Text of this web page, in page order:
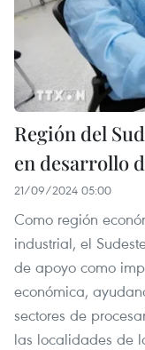
Región del
en desarrollo
21/09/2024 05:00
Como región
industrial, el
de apoyo como
económica,
sectores de
las localidades de